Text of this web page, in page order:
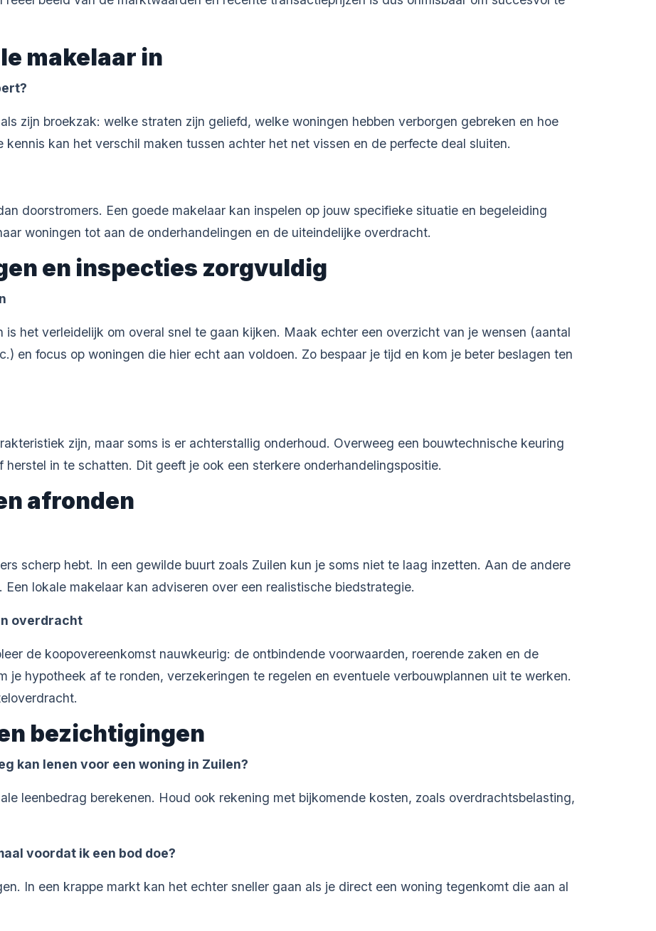
makelaar in
zijn broekzak: welke straten zijn geliefd, welke woningen hebben verborgen gebreken en hoe
kan het verschil maken tussen achter het net vissen en de perfecte deal sluiten.
doorstromers. Een goede makelaar kan inspelen op jouw specifieke situatie en begeleiding
woningen tot aan de onderhandelingen en de uiteindelijke overdracht.
en inspecties zorgvuldig
is het verleidelijk om overal snel te gaan kijken. Maak echter een overzicht van je wensen (aantal
en focus op woningen die hier echt aan voldoen. Zo bespaar je tijd en kom je beter beslagen ten
zijn, maar soms is er achterstallig onderhoud. Overweeg een bouwtechnische keuring
in te schatten. Dit geeft je ook een sterkere onderhandelingspositie.
afronden
scherp hebt. In een gewilde buurt zoals Zuilen kun je soms niet te laag inzetten. Aan de andere
lokale makelaar kan adviseren over een realistische biedstrategie.
overdracht
de koopovereenkomst nauwkeurig: de ontbindende voorwaarden, roerende zaken en de
je hypotheek af te ronden, verzekeringen te regelen en eventuele verbouwplannen uit te werken.
bezichtigingen
kan lenen voor een woning in Zuilen?
leenbedrag berekenen. Houd ook rekening met bijkomende kosten, zoals overdrachtsbelasting,
voordat ik een bod doe?
In een krappe markt kan het echter sneller gaan als je direct een woning tegenkomt die aan al